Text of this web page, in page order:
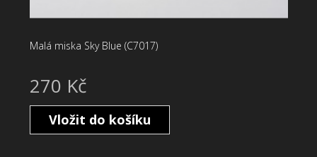
Malá miska Sky Blue (C7017)
270 Kč
Vložit do košíku